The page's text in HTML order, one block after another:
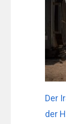
Der
der